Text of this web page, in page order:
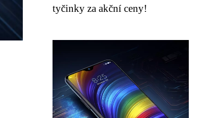
tyčinky za akční ceny!